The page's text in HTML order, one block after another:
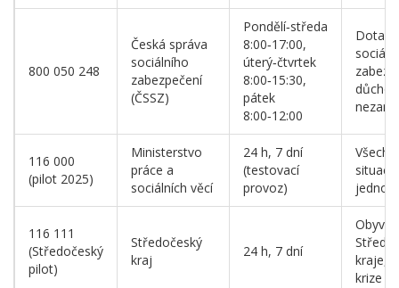
800 050 248
Česká správa
sociálního
zabezpečení
(ČSSZ)
Pondělí‑středa
8:00‑17:00,
úterý‑čtvrtek
8:00‑15:30,
pátek
8:00‑12:00
116 000
(pilot 2025)
Ministerstvo
práce a
sociálních věcí
24 h, 7 dní
(testovací
provoz)
116 111
(Středočeský
pilot)
Středočeský
kraj
24 h, 7 dní
kraje,
krize